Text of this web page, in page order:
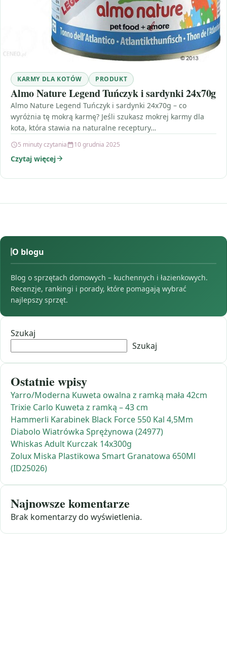
KARMY DLA KOTÓW PRODUKT
Almo Nature Legend Tuńczyk i sardynki 24x70g
Almo Nature Legend Tuńczyk i sardynki 24x70g – co
wyróżnia tę mokrą karmę? Jeśli szukasz mokrej karmy dla
kota, która stawia na naturalne receptury…
5 minuty czytania 10 grudnia 2025
Czytaj więcej
O blogu
Blog o sprzętach domowych – kuchennych i łazienkowych.
Recenzje, rankingi i porady, które pomagają wybrać
najlepszy sprzęt.
Szukaj
Szukaj
Ostatnie wpisy
Yarro/Moderna Kuweta owalna z ramką mała 42cm
Trixie Carlo Kuweta z ramką – 43 cm
Hammerli Karabinek Black Force 550 Kal 4,5Mm
Diabolo Wiatrówka Sprężynowa (24977)
Whiskas Adult Kurczak 14x300g
Zolux Miska Plastikowa Smart Granatowa 650Ml
(ID25026)
Najnowsze komentarze
Brak komentarzy do wyświetlenia.